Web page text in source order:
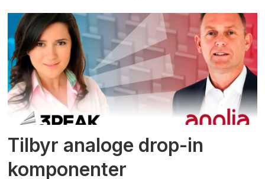
Tilbyr analoge drop-in
komponenter